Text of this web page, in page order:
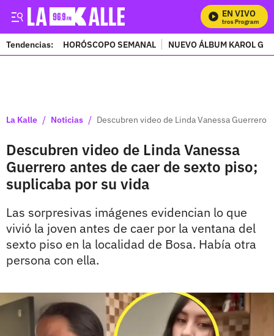
EN VIVO
Tendencias: HORÓSCOPO SEMANAL NUEVO ÁLBUM KAROL G
La Kalle / Noticias / Descubren video de Linda Vanessa Guerrero
Descubren video de Linda Vanessa
Guerrero antes de caer de sexto piso;
suplicaba por su vida
Las sorpresivas imágenes evidencian lo que
vivió la joven antes de caer por la ventana del
sexto piso en la localidad de Bosa. Había otra
persona con ella.